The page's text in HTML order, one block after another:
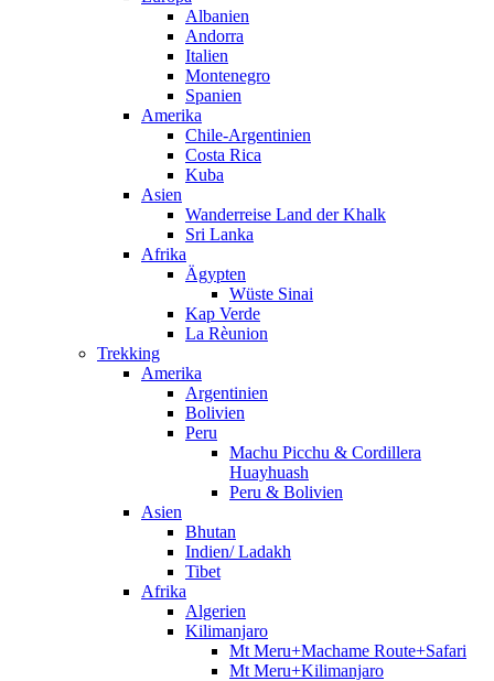
Albanien
Andorra
Italien
Montenegro
Spanien
Amerika
Chile-Argentinien
Costa Rica
Kuba
Asien
Wanderreise Land der Khalk
Sri Lanka
Afrika
Ägypten
Wüste Sinai
Kap Verde
La Rèunion
Trekking
Amerika
Argentinien
Bolivien
Peru
Machu Picchu & Cordillera
Huayhuash
Peru & Bolivien
Asien
Bhutan
Indien/ Ladakh
Tibet
Afrika
Algerien
Kilimanjaro
Mt Meru+Machame Route+Safari
Mt Meru+Kilimanjaro